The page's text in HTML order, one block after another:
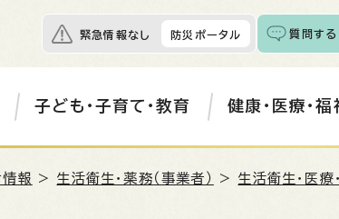
緊急情報なし 防災ポータル 質問する
子ども・子育て・教育 健康・医療・福
報 > 生活衛生・薬務（事業者） > 生活衛生・医療